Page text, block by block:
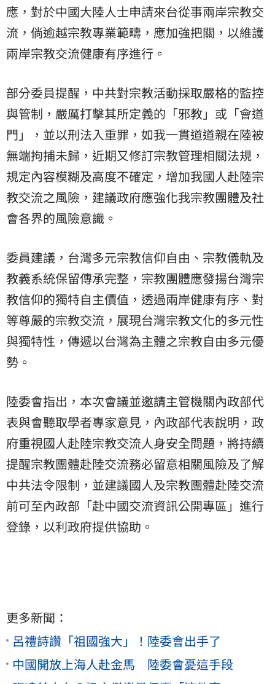
應，對於中國大陸人士申請來台從事兩岸宗教交
流， 倘逾越宗教專業範疇，應加強把關， 以維護
兩岸宗教交流健康有序進行。
部分委員提醒，中共對宗教活動採取嚴格的監控
與管制， 嚴厲打擊其所定義的「邪教」或「會道
門」，並以刑法入重罪， 如我一貫道道親在陸被
無端拘捕未歸， 近期又修訂宗教管理相關法規，
規定內容模糊及高度不確定， 增加我國人赴陸宗
教交流之風險， 建議政府應強化我宗教團體及社
會各界的風險意識。
委員建議，台灣多元宗教信仰自由、 宗教儀軌及
教義系統保留傳承完整， 宗教團體應發揚台灣宗
教信仰的獨特自主價值，透過兩岸健康有序、 對
等尊嚴的宗教交流，展現台灣宗教文化的多元性
與獨特性， 傳遞以台灣為主體之宗教自由多元優
勢。
陸委會指出，本次會議並邀請主管機關內政部代
表與會聽取學者專家意見， 內政部代表說明，政
府重視國人赴陸宗教交流人身安全問題， 將持續
提醒宗教團體赴陸交流務必留意相關風險及了解
中共法令限制 ，並建議國人及宗教團體赴陸交流
前可至內政部「赴中國交流資訊公開專區」進行
登錄，以利政府提供協助。
更多新聞：
呂禮詩讚「祖國強大」！陸委會出手了
中國開放上海人赴金馬 陸委會憂這手段